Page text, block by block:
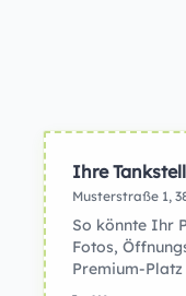
Ihre
Musterstraße 1,
So könnte Ihr
Fotos,
Premium-